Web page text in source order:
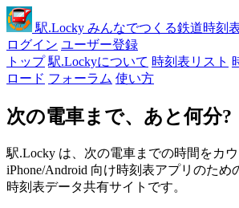
駅.Locky みんなでつくる鉄道時刻
ログイン ユーザー登録
トップ 駅.Lockyについて 時刻表リスト
ロード フォーラム 使い方
次の電車まで、あと何分?
駅.Locky は、次の電車までの時間をカ
iPhone/Android 向け時刻表アプリのため
時刻表データ共有サイトです。